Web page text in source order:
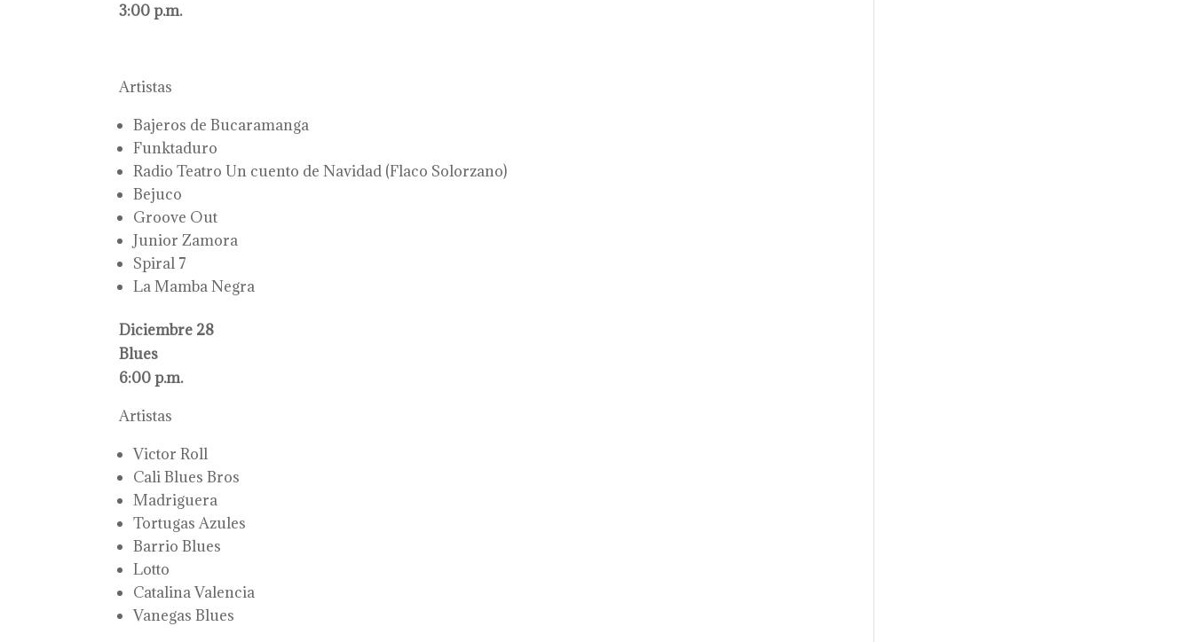
3:00 p.m.
Artistas
Bajeros de Bucaramanga
Funktaduro
Radio Teatro Un cuento de Navidad (Flaco Solorzano)
Bejuco
Groove Out
Junior Zamora
Spiral 7
La Mamba Negra
Diciembre 28
Blues
6:00 p.m.
Artistas
Victor Roll
Cali Blues Bros
Madriguera
Tortugas Azules
Barrio Blues
Lotto
Catalina Valencia
Vanegas Blues